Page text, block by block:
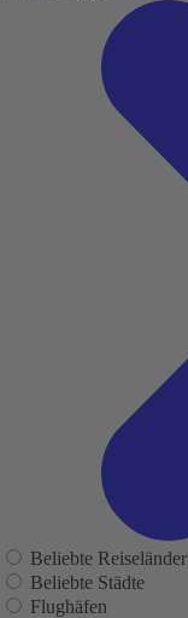
Beliebte Reiseländer
Beliebte Städte
Flughäfen